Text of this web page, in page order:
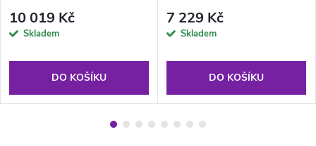
10 019 Kč
Skladem
DO KOŠÍKU
7 229 Kč
Skladem
DO KOŠÍKU